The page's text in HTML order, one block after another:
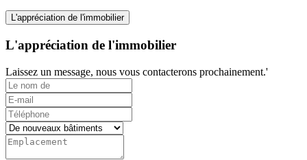
L'appréciation de l'immobilier
L'appréciation de l'immobilier
Laissez un message, nous vous contacterons prochainement.'